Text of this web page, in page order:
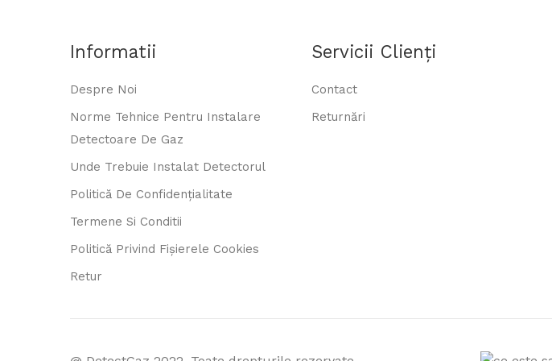
Informatii
Despre Noi
Norme Tehnice Pentru Instalare
Detectoare De Gaz
Unde Trebuie Instalat Detectorul
Politică De Confidențialitate
Termene Si Conditii
Politică Privind Fișierele Cookies
Retur
Servicii Clienţi
Contact
Returnări